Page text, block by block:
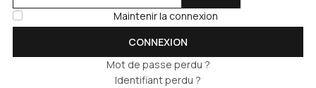
AFFICHER LE MOT DE
Maintenir la connexion
CONNEXION
Mot de passe perdu ?
Identifiant perdu ?